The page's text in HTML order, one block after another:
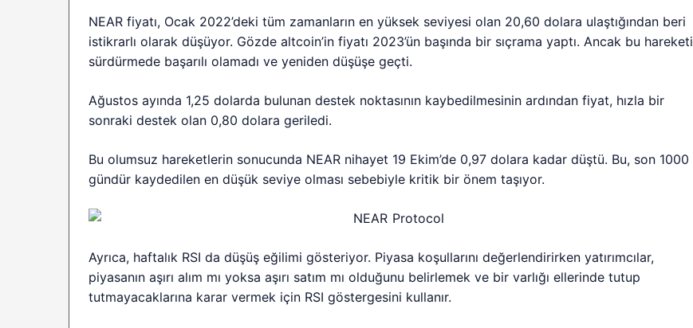
NEAR fiyatı, Ocak 2022’deki tüm zamanların en yüksek seviyesi olan 20,60 dolara ulaştığından beri
istikrarlı olarak düşüyor. Gözde altcoin’in fiyatı 2023’ün başında bir sıçrama yaptı. Ancak bu hareketi
sürdürmede başarılı olamadı ve yeniden düşüşe geçti.
Ağustos ayında 1,25 dolarda bulunan destek noktasının kaybedilmesinin ardından fiyat, hızla bir
sonraki destek olan 0,80 dolara geriledi.
Bu olumsuz hareketlerin sonucunda NEAR nihayet 19 Ekim’de 0,97 dolara kadar düştü. Bu, son 1000
gündür kaydedilen en düşük seviye olması sebebiyle kritik bir önem taşıyor.
Ayrıca, haftalık RSI da düşüş eğilimi gösteriyor. Piyasa koşullarını değerlendirirken yatırımcılar,
piyasanın aşırı alım mı yoksa aşırı satım mı olduğunu belirlemek ve bir varlığı ellerinde tutup
tutmayacaklarına karar vermek için RSI göstergesini kullanır.